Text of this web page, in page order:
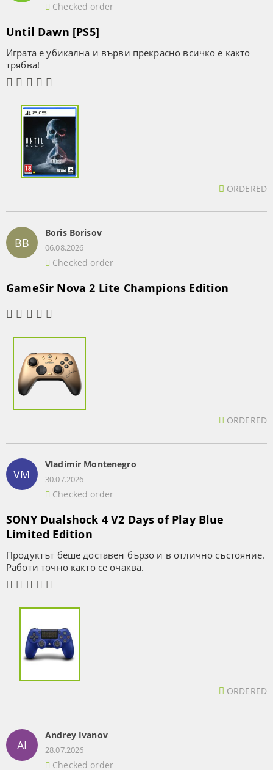
Checked order
Until Dawn [PS5]
Играта е убикална и върви прекрасно всичко е както
трябва!
ORDERED
BB
Boris Borisov
06.08.2026
Checked order
GameSir Nova 2 Lite Champions Edition
ORDERED
VM
Vladimir Montenegro
30.07.2026
Checked order
SONY Dualshock 4 V2 Days of Play Blue
Limited Edition
Продуктът беше доставен бързо и в отлично състояние.
Работи точно както се очаква.
ORDERED
AI
Andrey Ivanov
28.07.2026
Checked order